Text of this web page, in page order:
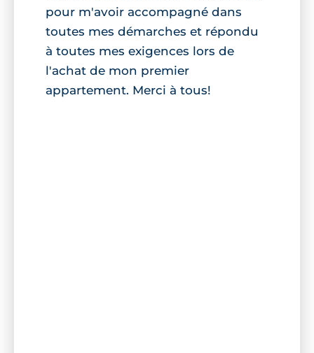
pour m'avoir accompagné dans
toutes mes démarches et répondu
à toutes mes exigences lors de
l'achat de mon premier
appartement. Merci à tous!